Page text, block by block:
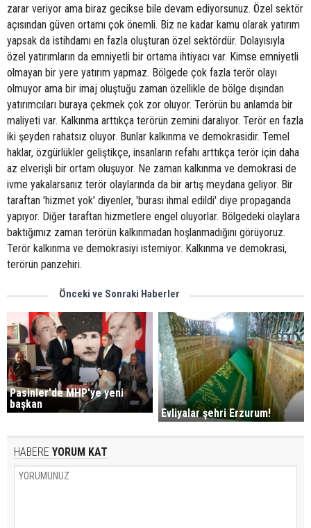
zarar veriyor ama biraz gecikse bile devam ediyorsunuz. Özel sektör
açısından güven ortamı çok önemli. Biz ne kadar kamu olarak yatırım
yapsak da istihdamı en fazla oluşturan özel sektördür. Dolayısıyla
özel yatırımların da emniyetli bir ortama ihtiyacı var. Kimse emniyetli
olmayan bir yere yatırım yapmaz. Bölgede çok fazla terör olayı
olmuyor ama bir imaj oluştuğu zaman özellikle de bölge dışından
yatırımcıları buraya çekmek çok zor oluyor. Terörün bu anlamda bir
maliyeti var. Kalkınma arttıkça terörün zemini daralıyor. Terör en fazla
iki şeyden rahatsız oluyor. Bunlar kalkınma ve demokrasidir. Temel
haklar, özgürlükler geliştikçe, insanların refahı arttıkça terör için daha
az elverişli bir ortam oluşuyor. Ne zaman kalkınma ve demokrasi de
ivme yakalarsanız terör olaylarında da bir artış meydana geliyor. Bir
taraftan 'hizmet yok' diyenler, 'burası ihmal edildi' diye propaganda
yapıyor. Diğer taraftan hizmetlere engel oluyorlar. Bölgedeki olaylara
baktığımız zaman terörün kalkınmadan hoşlanmadığını görüyoruz.
Terör kalkınma ve demokrasiyi istemiyor. Kalkınma ve demokrasi,
terörün panzehiri.
Önceki ve Sonraki Haberler
Pasinler'de MHP'ye yeni
başkan
Evliyalar şehri Erzurum!
HABERE YORUM KAT